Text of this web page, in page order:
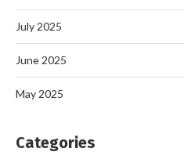
July 2025
June 2025
May 2025
Categories